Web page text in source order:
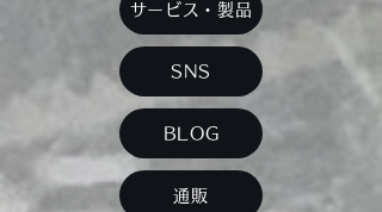
サービス・製品
SNS
BLOG
通販